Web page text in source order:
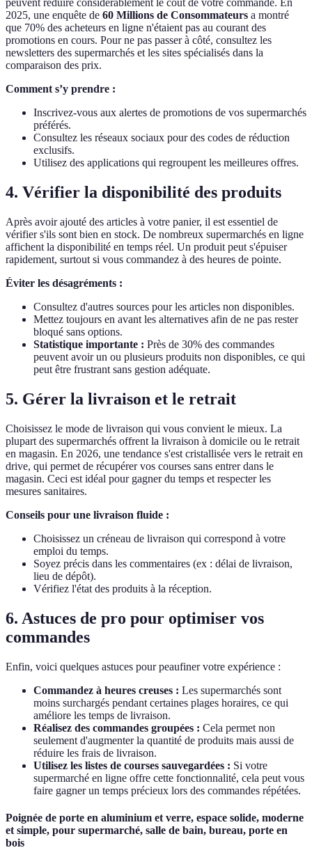
peuvent réduire considérablement le coût de votre commande. En
2025, une enquête de 60 Millions de Consommateurs a montré
que 70% des acheteurs en ligne n'étaient pas au courant des
promotions en cours. Pour ne pas passer à côté, consultez les
newsletters des supermarchés et les sites spécialisés dans la
comparaison des prix.
Comment s’y prendre :
Inscrivez-vous aux alertes de promotions de vos supermarchés
préférés.
Consultez les réseaux sociaux pour des codes de réduction
exclusifs.
Utilisez des applications qui regroupent les meilleures offres.
4. Vérifier la disponibilité des produits
Après avoir ajouté des articles à votre panier, il est essentiel de
vérifier s'ils sont bien en stock. De nombreux supermarchés en ligne
affichent la disponibilité en temps réel. Un produit peut s'épuiser
rapidement, surtout si vous commandez à des heures de pointe.
Éviter les désagréments :
Consultez d'autres sources pour les articles non disponibles.
Mettez toujours en avant les alternatives afin de ne pas rester
bloqué sans options.
Statistique importante : Près de 30% des commandes
peuvent avoir un ou plusieurs produits non disponibles, ce qui
peut être frustrant sans gestion adéquate.
5. Gérer la livraison et le retrait
Choisissez le mode de livraison qui vous convient le mieux. La
plupart des supermarchés offrent la livraison à domicile ou le retrait
en magasin. En 2026, une tendance s'est cristallisée vers le retrait en
drive, qui permet de récupérer vos courses sans entrer dans le
magasin. Ceci est idéal pour gagner du temps et respecter les
mesures sanitaires.
Conseils pour une livraison fluide :
Choisissez un créneau de livraison qui correspond à votre
emploi du temps.
Soyez précis dans les commentaires (ex : délai de livraison,
lieu de dépôt).
Vérifiez l'état des produits à la réception.
6. Astuces de pro pour optimiser vos
commandes
Enfin, voici quelques astuces pour peaufiner votre expérience :
Commandez à heures creuses : Les supermarchés sont
moins surchargés pendant certaines plages horaires, ce qui
améliore les temps de livraison.
Réalisez des commandes groupées : Cela permet non
seulement d'augmenter la quantité de produits mais aussi de
réduire les frais de livraison.
Utilisez les listes de courses sauvegardées : Si votre
supermarché en ligne offre cette fonctionnalité, cela peut vous
faire gagner un temps précieux lors des commandes répétées.
Poignée de porte en aluminium et verre, espace solide, moderne
et simple, pour supermarché, salle de bain, bureau, porte en
bois